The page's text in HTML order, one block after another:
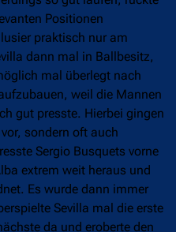
Positionen
praktisch nur am
dann mal in Ballbesitz,
mal überlegt nach
weil die Mannen
gut presste. Hierbei gingen
sondern oft auch
Sergio Busquets vorne
extrem weit heraus und
Es wurde dann immer
Sevilla mal die erste
da und eroberte den